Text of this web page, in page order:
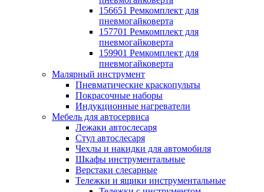
156651 Ремкомплект для
пневмогайковерта
157701 Ремкомплект для
пневмогайковерта
159901 Ремкомплект для
пневмогайковерта
Малярный инструмент
Пневматические краскопульты
Покрасочные наборы
Индукционные нагреватели
Мебель для автосервиса
Лежаки автослесаря
Стул автослесаря
Чехлы и накидки для автомобиля
Шкафы инструментальные
Верстаки слесарные
Тележки и ящики инструментальные